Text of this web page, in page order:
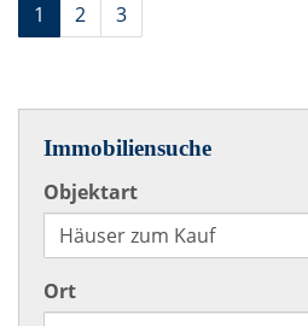
1 2 3
Immobiliensuche
Objektart
Ort